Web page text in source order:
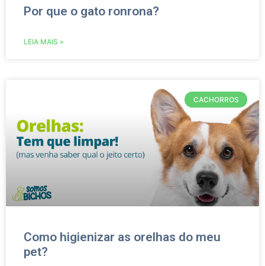
Por que o gato ronrona?
LEIA MAIS »
CACHORROS
Como higienizar as orelhas do meu
pet?